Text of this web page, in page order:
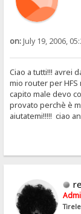
on:July 19, 2006,
Ciao a tutti!!! avrei
mio router per
capito male devo
provato perchè è
aiutatemi!!!!! ciao